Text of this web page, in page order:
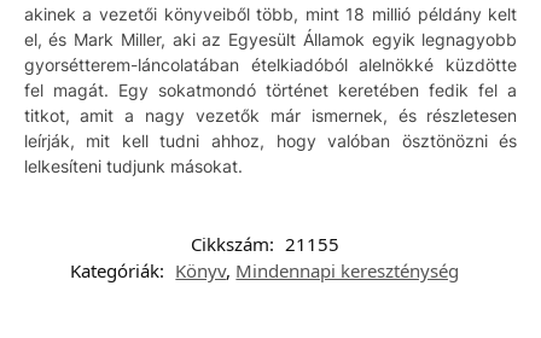
akinek a vezetői könyveiből több, mint 18 millió példány kelt
el, és Mark Miller, aki az Egyesült Államok egyik legnagyobb
gyorsétterem-láncolatában ételkiadóból alelnökké küzdötte
fel magát. Egy sokatmondó történet keretében fedik fel a
titkot, amit a nagy vezetők már ismernek, és részletesen
leírják, mit kell tudni ahhoz, hogy valóban ösztönözni és
lelkesíteni tudjunk másokat.
Cikkszám: 21155
Kategóriák: Könyv, Mindennapi kereszténység